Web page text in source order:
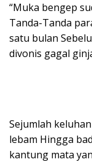
“Muka bengep
Tanda-Tanda
satu bulan
divonis gagal
Sejumlah
lebam Hingga
kantung mata